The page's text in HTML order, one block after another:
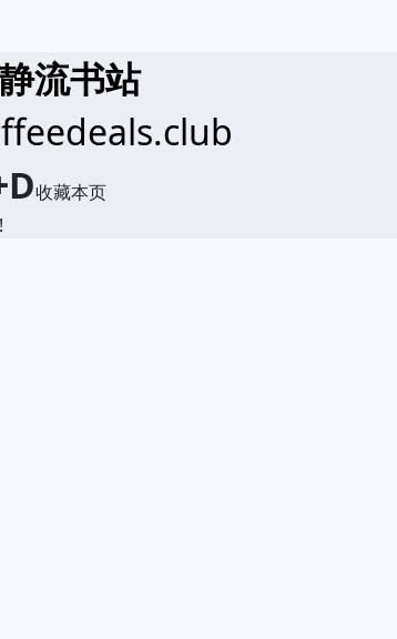
静流书站
收藏本页